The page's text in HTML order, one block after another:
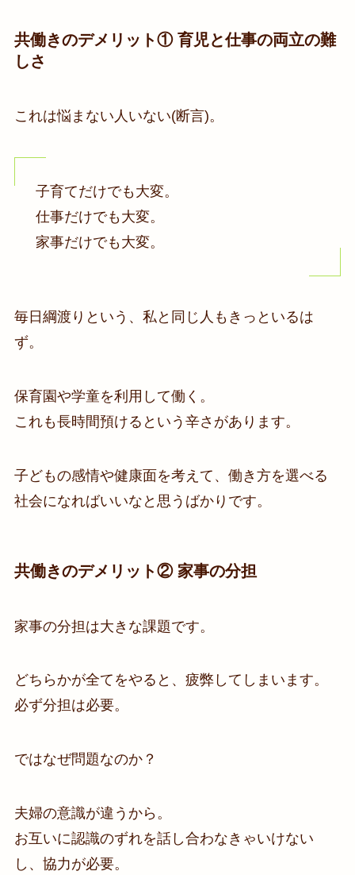
共働きのデメリット① 育児と仕事の両立の難
しさ
これは悩まない人いない(断言)。
子育てだけでも大変。
仕事だけでも大変。
家事だけでも大変。
毎日綱渡りという、私と同じ人もきっといるは
ず。
保育園や学童を利用して働く。
これも長時間預けるという辛さがあります。
子どもの感情や健康面を考えて、働き方を選べる
社会になればいいなと思うばかりです。
共働きのデメリット② 家事の分担
家事の分担は大きな課題です。
どちらかが全てをやると、疲弊してしまいます。
必ず分担は必要。
ではなぜ問題なのか？
夫婦の意識が違うから。
お互いに認識のずれを話し合わなきゃいけない
し、協力が必要。